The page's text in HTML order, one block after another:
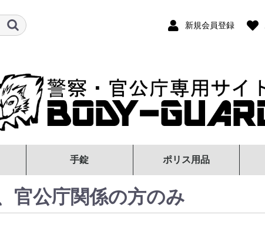
新規会員登録
スタ
ール・
チッ
ック
手錠
手錠本体
手錠ケース
ポリス用品
警察手帳カバー
官公庁関係の方のみ